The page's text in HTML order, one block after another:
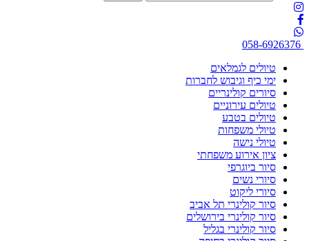
058-6926376
טיולים לגמלאים
ימי כיף וגיבוש לחברות
סיורים קולינריים
טיולים עירוניים
טיולים בטבע
טיולי משפחות
טיולי נישה
ציון אירוע משפחתי
סיור ביוגרפי
סיורי נשים
סיורי ליקוט
סיור קולינרי תל אביב
סיור קולינרי בירושלים
סיור קולינרי בגליל